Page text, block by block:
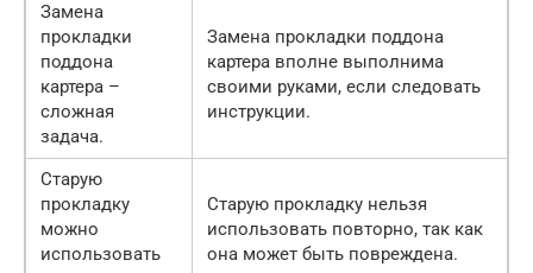
Замена
прокладки
поддона
картера –
сложная
задача.
Замена прокладки поддона
картера вполне выполнима
своими руками, если следовать
инструкции.
Старую
прокладку
можно
использовать
Старую прокладку нельзя
использовать повторно, так как
она может быть повреждена.